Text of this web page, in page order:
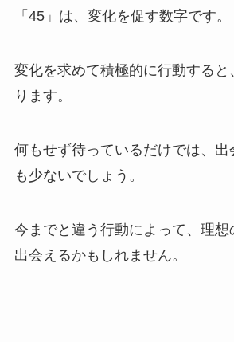
「45」は、変化を促す数字です。
変化を求めて積極的に行動する
ります。
何もせず待っているだけでは、出
も少ないでしょう。
今までと違う行動によって、理想
出会えるかもしれません。